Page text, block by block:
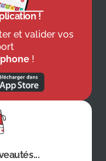
!
et valider vos
!